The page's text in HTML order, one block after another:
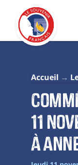
Accueil
11
à